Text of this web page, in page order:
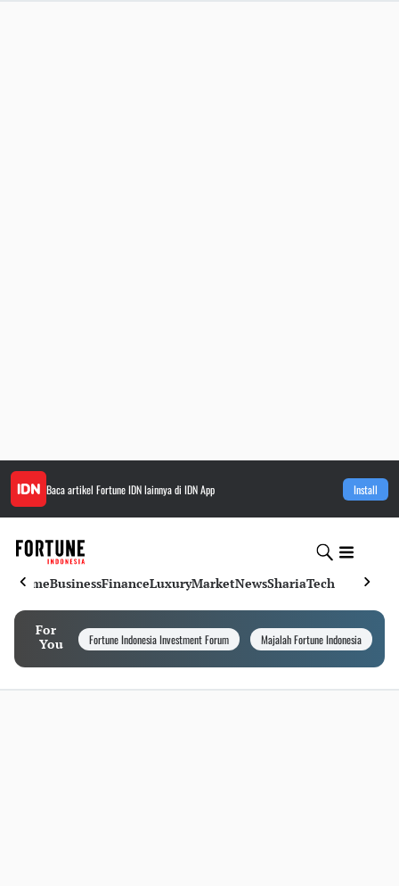
Baca artikel Fortune IDNlainnya di IDN App Install
HomeBusinessFinanceLuxuryMarketNewsShariaTech
For
You
Fortune Indonesia Investment Forum Majalah Fortune Indonesia